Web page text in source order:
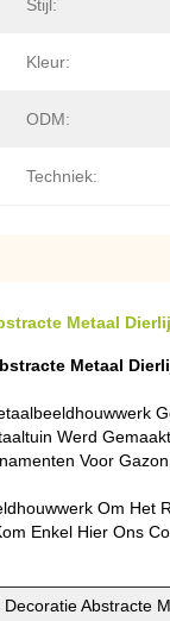
Stijl:
Kleur:
ODM:
Techniek:
Metaal
Metaal
Werd
Voor
Om
Enkel Hier Ons
Abstracte